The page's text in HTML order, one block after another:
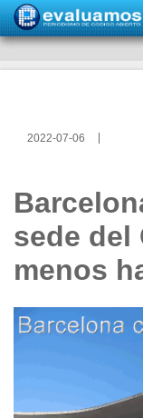
2022-07-06
sede del
menos